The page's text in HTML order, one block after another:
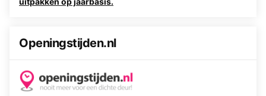
Openingstijden.nl